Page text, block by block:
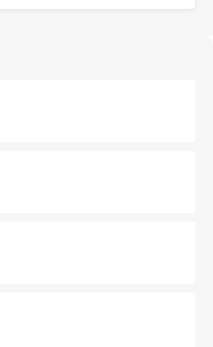
楽しめる外せないスポット